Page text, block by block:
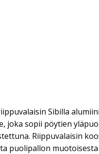
Sibilla
joka sopii pöytien
Riippuvalaisin
puolipallon muotoisesta